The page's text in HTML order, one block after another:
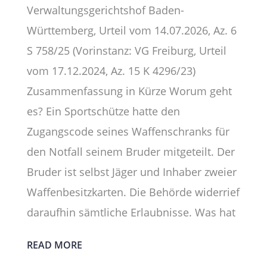
Verwaltungsgerichtshof Baden-
Württemberg, Urteil vom 14.07.2026, Az. 6
S 758/25 (Vorinstanz: VG Freiburg, Urteil
vom 17.12.2024, Az. 15 K 4296/23)
Zusammenfassung in Kürze Worum geht
es? Ein Sportschütze hatte den
Zugangscode seines Waffenschranks für
den Notfall seinem Bruder mitgeteilt. Der
Bruder ist selbst Jäger und Inhaber zweier
Waffenbesitzkarten. Die Behörde widerrief
daraufhin sämtliche Erlaubnisse. Was hat
READ MORE